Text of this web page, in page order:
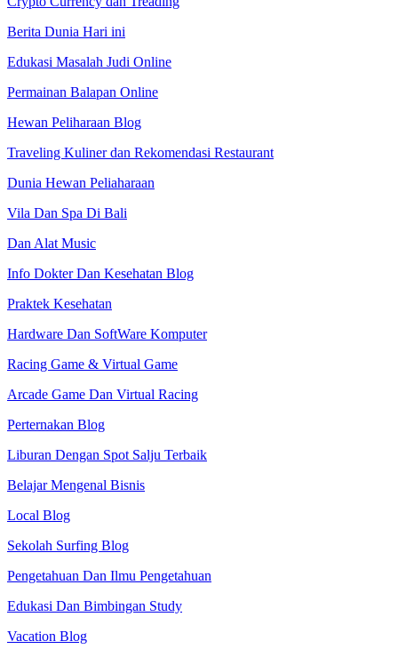
Berita Dunia Hari ini
Edukasi Masalah Judi Online
Permainan Balapan Online
Hewan Peliharaan Blog
Traveling Kuliner dan Rekomendasi Restaurant
Dunia Hewan Peliaharaan
Vila Dan Spa Di Bali
Dan Alat Music
Info Dokter Dan Kesehatan Blog
Praktek Kesehatan
Hardware Dan SoftWare Komputer
Racing Game & Virtual Game
Arcade Game Dan Virtual Racing
Perternakan Blog
Liburan Dengan Spot Salju Terbaik
Belajar Mengenal Bisnis
Local Blog
Sekolah Surfing Blog
Pengetahuan Dan Ilmu Pengetahuan
Edukasi Dan Bimbingan Study
Vacation Blog